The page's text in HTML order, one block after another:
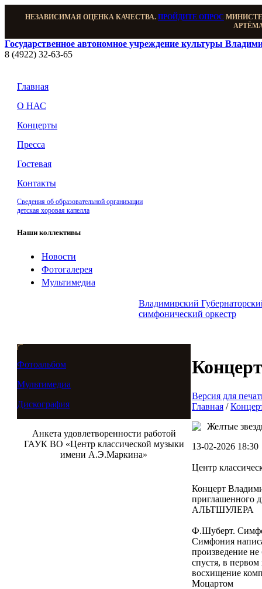
НЕЗАВИСИМАЯ ОЦЕНКА КАЧЕСТВА. ПРОЙДИТЕ ОПРОС
Государственное автономное учреждение культуры
8 (4922) 32-63-65
Главная
О НАС
Концерты
Пресса
Гостевая
Контакты
Сведения об образовательной организации
детская хоровая капелла
Наши коллективы
Новости
Фотогалерея
Мультимедиа
Владимирский
симфонический оркестр
Фотоальбом
Мультимедиа
Дискография
Анкета удовлетворенности работой
ГАУК ВО «Центр классической музыки
имени А.Э.Маркина»
Версия для
Главная /
Желтые
13-02-2026 18:30
Центр
Концерт
приглашенного
АЛЬТШУЛЕРА
Ф.Шуберт.
Симфония
произведение
спустя, в
восхищение
Моцартом